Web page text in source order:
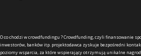
O co chodzi w crowdfundingu ?Crowdfunding, czyli finansowanie
inwestorów, banków itp. projektodawca zyskuje bezpośredni
poziomy wsparcia, za które wspierający otrzymują unikalne